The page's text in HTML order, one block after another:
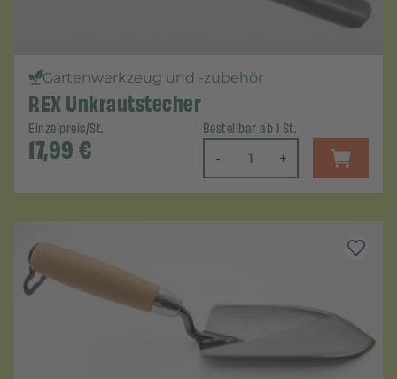
Gartenwerkzeug und -zubehör
REX Unkrautstecher
Einzelpreis/St.
17,99€
Bestellbar ab 1 St.
- +